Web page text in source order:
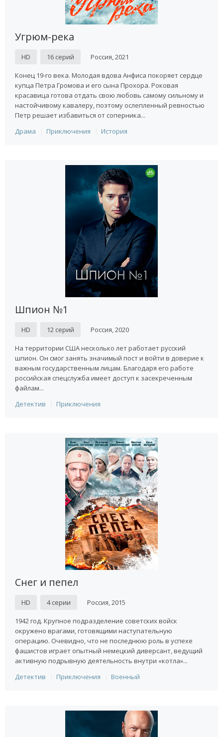
Угрюм-река
HD 16 серий Россия, 2021
Конец 19-го века. Молодая вдова Анфиса покоряет сердце
купца Петра Громова и его сына Прохора. Роковая
красавица готова отдать свою любовь самому сильному и
настойчивому кавалеру, поэтому ослепленный ревностью
Петр решает избавиться от соперника...
Драма
Приключения История
Шпион №1
HD 12 серий Россия, 2020
На территории США несколько лет работает русский
шпион. Он смог занять значимый пост и войти в доверие к
важным государственным лицам. Благодаря его работе
российская спецслужба имеет доступ к засекреченным
файлам...
Детектив
Приключения
Снег и пепел
HD 4 серии Россия, 2015
1942 год. Крупное подразделение советских войск
окружено врагами, готовящими наступательную
операцию. Очевидно, что не последнюю роль в успехе
фашистов играет опытный немецкий диверсант, ведущий
активную подрывную деятельность внутри «котла»...
Детектив
Приключения Военный